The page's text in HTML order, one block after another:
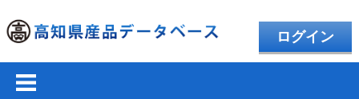
ログイン